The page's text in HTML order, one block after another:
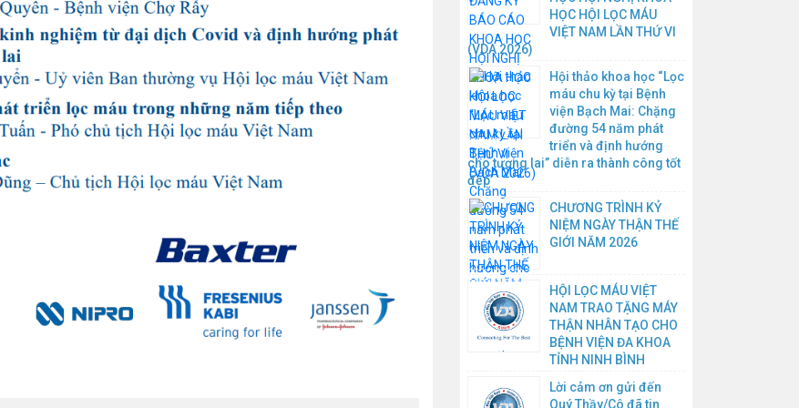
HỌC HỘI LỌC MÁU
VIỆT NAM LẦN THỨ VI
(VDA 2026)
Hội thảo khoa học “Lọc
máu chu kỳ tại Bệnh
viện Bạch Mai: Chặng
đường 54 năm phát
triển và định hướng
cho tương lai” diễn ra thành công tốt
đẹp
CHƯƠNG TRÌNH KỶ
NIỆM NGÀY THẬN THẾ
GIỚI NĂM 2026
HỘI LỌC MÁU VIỆT
NAM TRAO TẶNG MÁY
THẬN NHÂN TẠO CHO
BỆNH VIỆN ĐA KHOA
TỈNH NINH BÌNH
Lời cảm ơn gửi đến
Quý Thầy/Cô đã tin